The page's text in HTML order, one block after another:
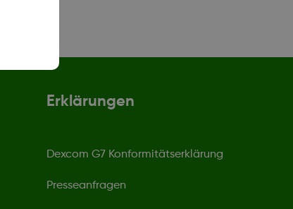
Erklärungen
Dexcom G7 Konformitätserklärung
Presseanfragen